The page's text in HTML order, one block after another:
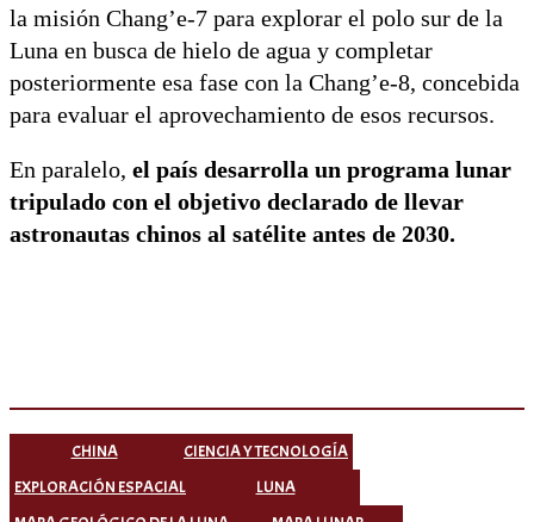
la misión Chang’e-7 para explorar el polo sur de la
Luna en busca de hielo de agua y completar
posteriormente esa fase con la Chang’e-8, concebida
para evaluar el aprovechamiento de esos recursos.
En paralelo, el país desarrolla un programa lunar
tripulado con el objetivo declarado de llevar
astronautas chinos al satélite antes de 2030.
CHINA
CIENCIA Y TECNOLOGÍA
EXPLORACIÓN ESPACIAL
LUNA